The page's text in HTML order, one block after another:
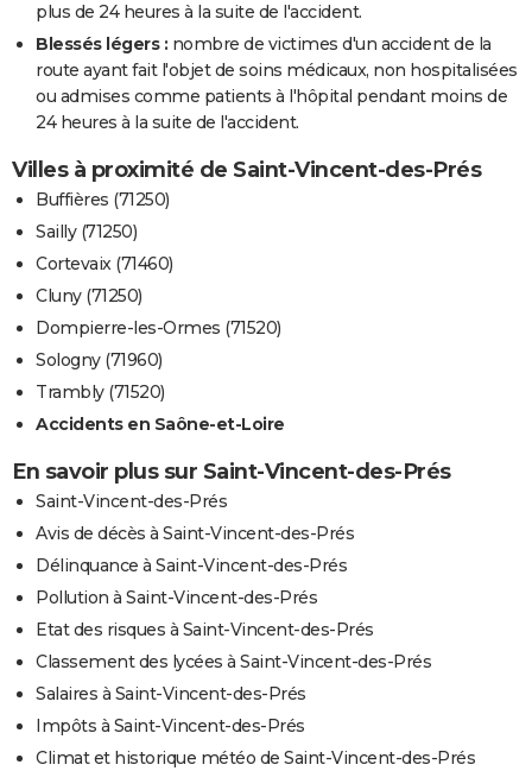
plus de 24 heures à la suite de l'accident.
Blessés légers : nombre de victimes d'un accident de la
route ayant fait l'objet de soins médicaux, non hospitalisées
ou admises comme patients à l'hôpital pendant moins de
24 heures à la suite de l'accident.
Villes à proximité de Saint-Vincent-des-Prés
Buffières (71250)
Sailly (71250)
Cortevaix (71460)
Cluny (71250)
Dompierre-les-Ormes (71520)
Sologny (71960)
Trambly (71520)
Accidents en Saône-et-Loire
En savoir plus sur Saint-Vincent-des-Prés
Saint-Vincent-des-Prés
Avis de décès à Saint-Vincent-des-Prés
Délinquance à Saint-Vincent-des-Prés
Pollution à Saint-Vincent-des-Prés
Etat des risques à Saint-Vincent-des-Prés
Classement des lycées à Saint-Vincent-des-Prés
Salaires à Saint-Vincent-des-Prés
Impôts à Saint-Vincent-des-Prés
Climat et historique météo de Saint-Vincent-des-Prés